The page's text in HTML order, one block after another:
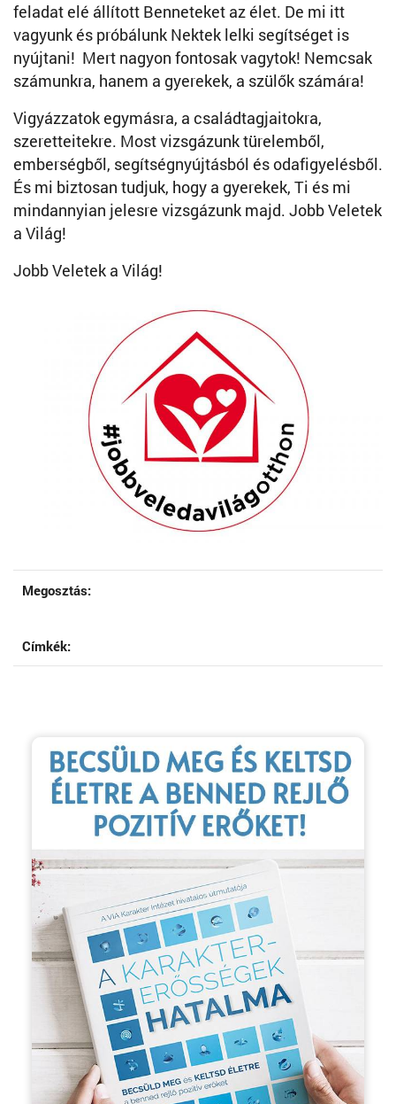
feladat elé állított Benneteket az élet. De mi itt
vagyunk és próbálunk Nektek lelki segítséget is
nyújtani! Mert nagyon fontosak vagytok! Nemcsak
számunkra, hanem a gyerekek, a szülők számára!
Vigyázzatok egymásra, a családtagjaitokra,
szeretteitekre. Most vizsgázunk türelemből,
emberségből, segítségnyújtásból és odafigyelésből.
És mi biztosan tudjuk, hogy a gyerekek, Ti és mi
mindannyian jelesre vizsgázunk majd. Jobb Veletek
a Világ!
Jobb Veletek a Világ!
Megosztás:
Címkék: